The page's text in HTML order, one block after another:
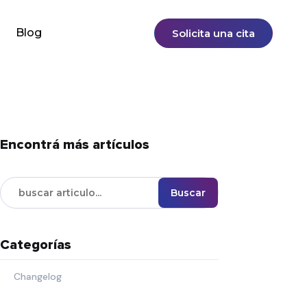
Blog Solicita una cita
Encontrá más artículos
Buscar
Categorías
Changelog